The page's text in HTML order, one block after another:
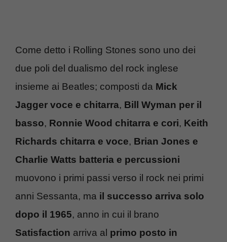
Come detto i Rolling Stones sono uno dei
due poli del dualismo del rock inglese
insieme ai Beatles; composti da Mick
Jagger voce e chitarra, Bill Wyman per il
basso, Ronnie Wood chitarra e cori, Keith
Richards chitarra e voce, Brian Jones e
Charlie Watts batteria e percussioni
muovono i primi passi verso il rock nei primi
anni Sessanta, ma il successo arriva solo
dopo il 1965, anno in cui il brano
Satisfaction arriva al primo posto in